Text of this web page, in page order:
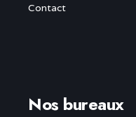
Contact
Nos bureaux